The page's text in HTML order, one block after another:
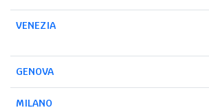
VENEZIA
GENOVA
MILANO